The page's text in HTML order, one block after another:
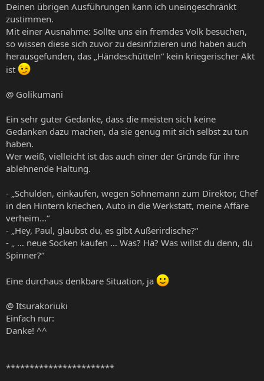
Deinen übrigen Ausführungen kann ich uneingeschränkt
zustimmen.
Mit einer Ausnahme: Sollte uns ein fremdes Volk besuchen,
so wissen diese sich zuvor zu desinfizieren und haben auch
herausgefunden, das „Händeschütteln“ kein kriegerischer Akt
ist
@ Golikumani
Ein sehr guter Gedanke, dass die meisten sich keine
Gedanken dazu machen, da sie genug mit sich selbst zu tun
haben.
Wer weiß, vielleicht ist das auch einer der Gründe für ihre
ablehnende Haltung.
- „Schulden, einkaufen, wegen Sohnemann zum Direktor, Chef
in den Hintern kriechen, Auto in die Werkstatt, meine Affäre
verheim...“
- „Hey, Paul, glaubst du, es gibt Außerirdische?“
- „ … neue Socken kaufen … Was? Hä? Was willst du denn, du
Spinner?“
Eine durchaus denkbare Situation, ja
@ Itsurakoriuki
Einfach nur:
Danke! ^^
***********************